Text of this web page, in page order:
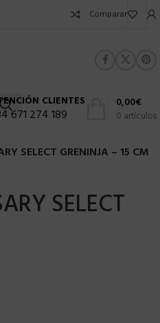
Comparar
CLIENTES
671 274 189 0 artículos
0,00€
SELECT GRENINJA – 15 CM
SELECT